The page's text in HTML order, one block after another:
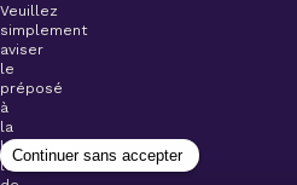
Veuillez
simplement
aviser
le
préposé
à
la
billetterie
lors